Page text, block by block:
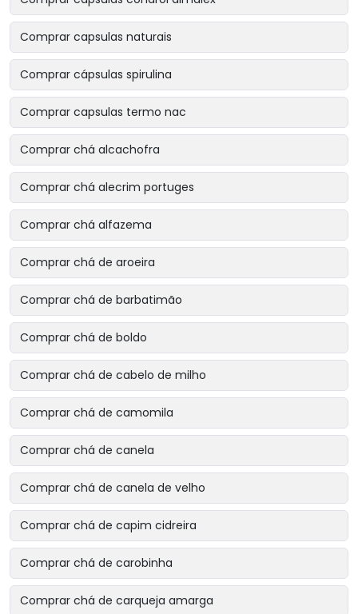
Comprar capsulas naturais
Comprar cápsulas spirulina
Comprar capsulas termo nac
Comprar chá alcachofra
Comprar chá alecrim portuges
Comprar chá alfazema
Comprar chá de aroeira
Comprar chá de barbatimão
Comprar chá de boldo
Comprar chá de cabelo de milho
Comprar chá de camomila
Comprar chá de canela
Comprar chá de canela de velho
Comprar chá de capim cidreira
Comprar chá de carobinha
Comprar chá de carqueja amarga